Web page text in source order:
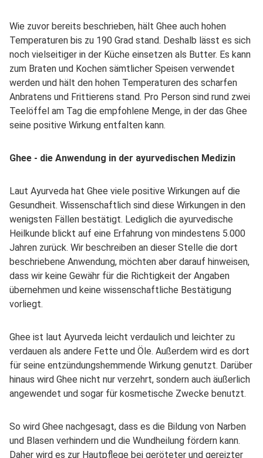
Wie zuvor bereits beschrieben, hält Ghee auch hohen
Temperaturen bis zu 190 Grad stand. Deshalb lässt es sich
noch vielseitiger in der Küche einsetzen als Butter. Es kann
zum Braten und Kochen sämtlicher Speisen verwendet
werden und hält den hohen Temperaturen des scharfen
Anbratens und Frittierens stand. Pro Person sind rund zwei
Teelöffel am Tag die empfohlene Menge, in der das Ghee
seine positive Wirkung entfalten kann.
Ghee - die Anwendung in der ayurvedischen Medizin
Laut Ayurveda hat Ghee viele positive Wirkungen auf die
Gesundheit. Wissenschaftlich sind diese Wirkungen in den
wenigsten Fällen bestätigt. Lediglich die ayurvedische
Heilkunde blickt auf eine Erfahrung von mindestens 5.000
Jahren zurück. Wir beschreiben an dieser Stelle die dort
beschriebene Anwendung, möchten aber darauf hinweisen,
dass wir keine Gewähr für die Richtigkeit der Angaben
übernehmen und keine wissenschaftliche Bestätigung
vorliegt.
Ghee ist laut Ayurveda leicht verdaulich und leichter zu
verdauen als andere Fette und Öle. Außerdem wird es dort
für seine entzündungshemmende Wirkung genutzt. Darüber
hinaus wird Ghee nicht nur verzehrt, sondern auch äußerlich
angewendet und sogar für kosmetische Zwecke benutzt.
So wird Ghee nachgesagt, dass es die Bildung von Narben
und Blasen verhindern und die Wundheilung fördern kann.
Daher wird es zur Hautpflege bei geröteter und gereizter